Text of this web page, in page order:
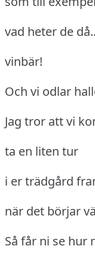
vad heter de
vinbär!
Och vi odlar
Jag tror att vi
ta en liten tur
i er trädgård
när det börjar
Så får ni se hur